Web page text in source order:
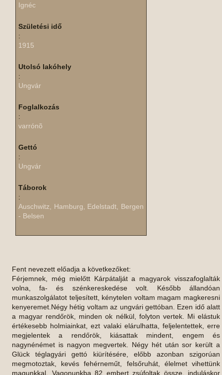
Ignéc
Születési idő
:
1915
Utolsó lakóhely
:
Ungvár
Foglalkozás
:
varrónõ
Gettó
:
Ungvár
Táborok
:
Auschwitz, Hamburg, Edelstadt, Bergen
- Belsen
Fent nevezett előadja a következőket:
Férjemnek, még mielőtt Kárpátalját a magyarok visszafoglalták
volna, fa- és szénkereskedése volt. Később állandóan
munkaszolgálatot teljesített, kénytelen voltam magam magkeresni
kenyeremet.Négy hétig voltam az ungvári gettóban. Ezen idő alatt
a magyar rendőrök, minden ok nélkül, folyton vertek. Mi elástuk
értékesebb holmiainkat, ezt valaki elárulhatta, feljelentettek, erre
megjelentek a rendőrök, kiásattak mindent, engem és
nagynénémet is nagyon megvertek. Négy hét után sor került a
Glück téglagyári gettó kiürítésére, előbb azonban szigorúan
megmotoztak, kevés fehérneműt, felsőruhát, élelmet vihettünk
magunkkal. Vagonunkba 82 embert zsúfoltak össze, induláskor